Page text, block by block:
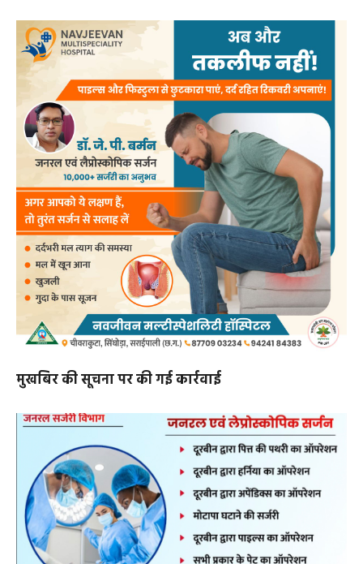
मुखबिर की सूचना पर की गई कार्रवाई